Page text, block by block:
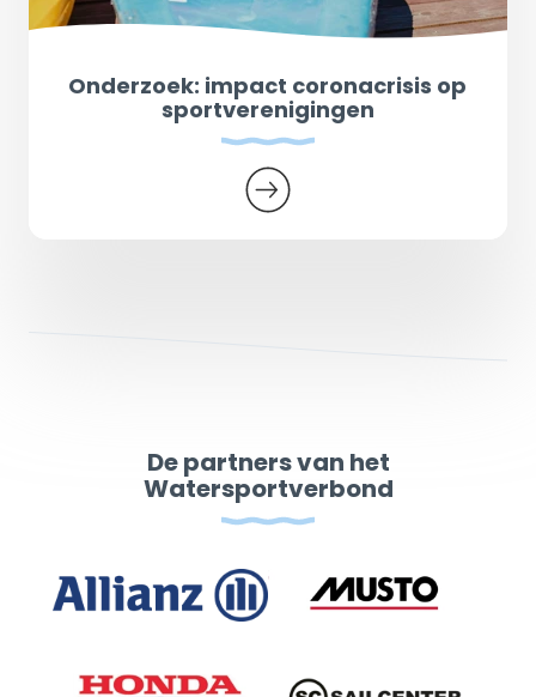
Onderzoek: impact coronacrisis op
sportverenigingen
De partners van het
Watersportverbond